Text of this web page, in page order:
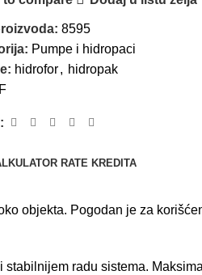
8595
Pumpe i hidropaci
hidrofor, hidropak
RATE KREDITA
objekta. Pogodan je za
radu sistema.